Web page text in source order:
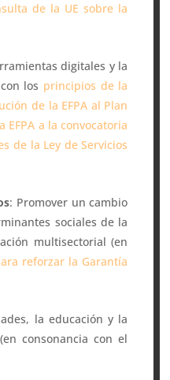
de la UE sobre la
digitales y la
los principios de la
de la EFPA al Plan
a la convocatoria
de la Ley de Servicios
: Promover un cambio
sociales de la
multisectorial (en
reforzar la Garantía
la educación y la
consonancia con el